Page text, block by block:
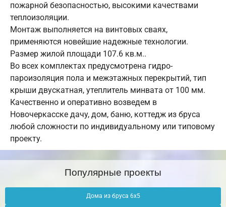
пожарной безопасностью, высокими качествами
теплоизоляции.
Монтаж выполняется на винтовых сваях,
применяются новейшие надежные технологии.
Размер жилой площади 107.6 кв.м..
Во всех комплектах предусмотрена гидро-
пароизоляция пола и межэтажных перекрытий, тип
крыши двускатная, утеплитель минвата от 100 мм.
Качественно и оперативно возведем в
Новочеркасске дачу, дом, баню, коттедж из бруса
любой сложности по индивидуальному или типовому
проекту.
Популярные проекты
Дома из бруса 6х5